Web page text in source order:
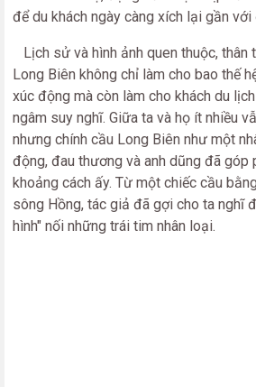
để du khách ngày càng xích lại gần
Lịch sử và hình ảnh quen thuộc, thân
Long Biên không chỉ làm cho bao thế
xúc động mà còn làm cho khách du
ngâm suy nghĩ. Giữa ta và họ ít nhiều
nhưng chính cầu Long Biên như một
động, đau thương và anh dũng đã góp
khoảng cách ấy. Từ một chiếc cầu
sông Hồng, tác giả đã gợi cho ta nghĩ
hình" nối những trái tim nhân loại.